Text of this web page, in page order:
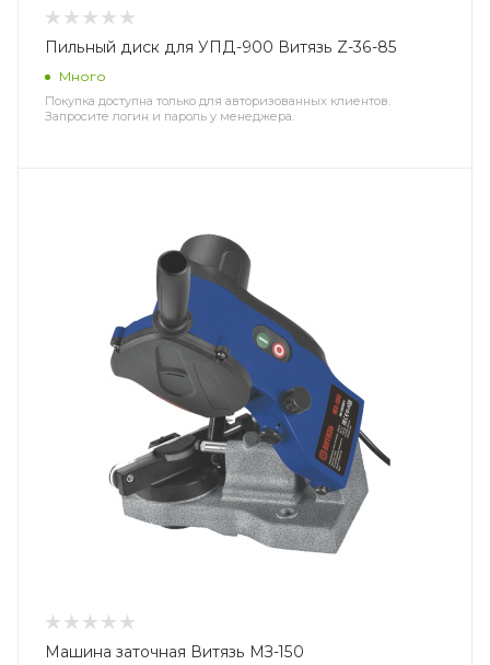
Пильный диск для УПД-900 Витязь Z-36-85
Много
Покупка доступна только для авторизованных клиентов.
Запросите логин и пароль у менеджера.
Машина заточная Витязь МЗ-150